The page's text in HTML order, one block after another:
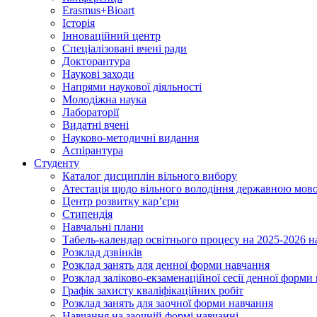
Erasmus+Bioart
Історія
Інноваційний центр
Спеціалізовані вчені ради
Докторантура
Наукові заходи
Напрями наукової діяльності
Молодіжна наука
Лабораторії
Видатні вчені
Науково-методичні видання
Аспірантура
Студенту
Каталог дисциплін вільного вибору
Атестація щодо вільного володіння державною
Центр розвитку кар’єри
Стипендія
Навчальні плани
Табель-календар освітнього процесу на 2025-2026
Розклад дзвінків
Розклад занять для денної форми навчання
Розклад заліково-екзаменаційної сесії денної
Графік захисту кваліфікаційних робіт
Розклад занять для заочної форми навчання